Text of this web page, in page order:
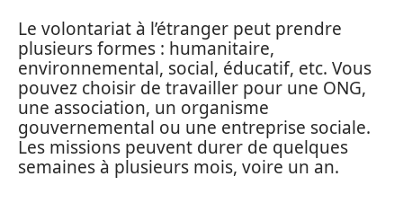
Le volontariat à l’étranger peut prendre
plusieurs formes : humanitaire,
environnemental, social, éducatif, etc. Vous
pouvez choisir de travailler pour une ONG,
une association, un organisme
gouvernemental ou une entreprise sociale.
Les missions peuvent durer de quelques
semaines à plusieurs mois, voire un an.